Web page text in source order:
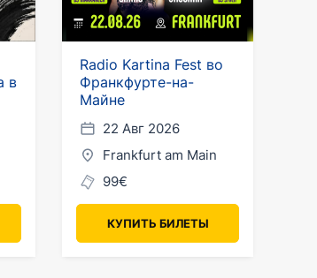
в
Radio Kartina Fest во
Франкфурте-на-
Майне
22 Авг 2026
Frankfurt am Main
99€
КУПИТЬ БИЛЕТЫ